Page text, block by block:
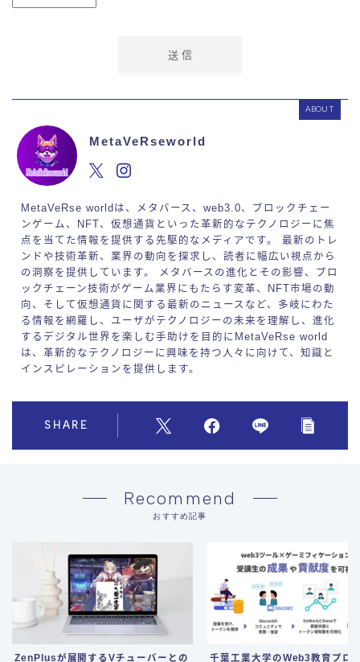
ABOUT
MetaVeRseworld
MetaVeRse worldは、メタバース、web3.0、ブロックチェー
ンゲーム、NFT、仮想通貨といった革新的なテクノロジーに焦
点を当てた情報を提供する先駆的なメディアです。 最新のトレ
ンドや技術革新、業界の動向を探求し、読者に幅広い視点から
の洞察を提供しています。 メタバースの進化とその影響、ブロ
ックチェーン技術がゲーム業界にもたらす変革、NFT市場の動
向、そして仮想通貨に関する最新のニュースなど、多岐にわた
る情報を網羅し、ユーザがテクノロジーの未来を理解し、進化
するデジタル世界を楽しむ手助けを目的にMetaVeRse world
は、革新的なテクノロジーに興味を持つ人々に向けて、知識と
インスピレーションを提供します。
SHARE
Recommend
おすすめ記事
ZenPlusが展開するVチューバーとの 千葉工業大学のWeb3教育プロ